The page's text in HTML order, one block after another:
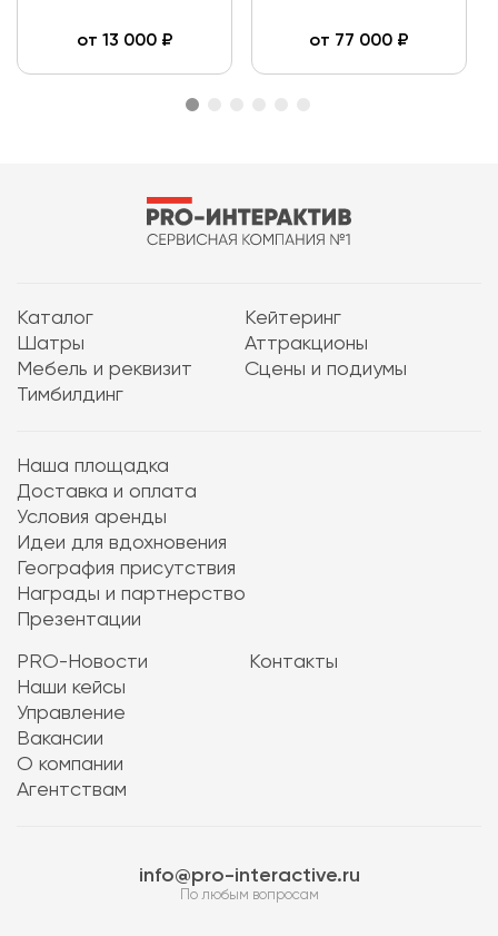
от 13 000₽ от 77 000 ₽
Каталог
Кейтеринг
Шатры
Аттракционы
Мебель и реквизит
Сцены и подиумы
Тимбилдинг
Наша площадка
Доставка и оплата
Условия аренды
Идеи для вдохновения
География присутствия
Награды и партнерство
Презентации
PRO-Новости
Наши кейсы
Управление
Вакансии
О компании
Агентствам
Контакты
info@pro-interactive.ru
По любым вопросам